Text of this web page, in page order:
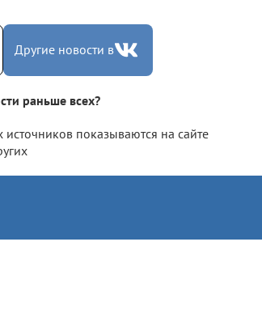
Другие новости в
раньше всех?
показываются на сайте